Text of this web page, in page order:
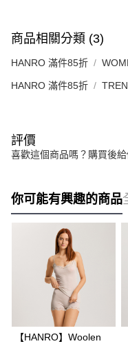
商品相關分類 (3)
HANRO 滿件85折
HANRO 滿件85折
評價
喜歡這個商品嗎？購買後
你可能有興趣的商品
【HANRO】Woolen